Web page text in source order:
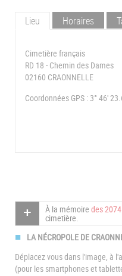
Lieu Horaires
Cimetière français
RD 18 - Chemin des Dames
02160 CRAONNELLE
Coordonnées GPS : 3° 46'
À la mémoire des
cimetière.
LA NÉCROPOLE DE
Déplacez vous dans l'image, à
(pour les smartphones et